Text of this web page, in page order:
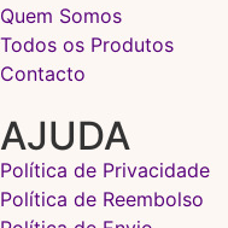
Quem Somos
Todos os Produtos
Contacto
AJUDA
Política de Privacidade
Política de Reembolso